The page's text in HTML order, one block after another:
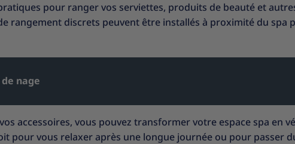
pour ranger vos serviettes, produits de beauté et
rangement discrets peuvent être installés à proximité du spa
nage
accessoires, vous pouvez transformer votre espace spa en
pour vous relaxer après une longue journée ou pour passer